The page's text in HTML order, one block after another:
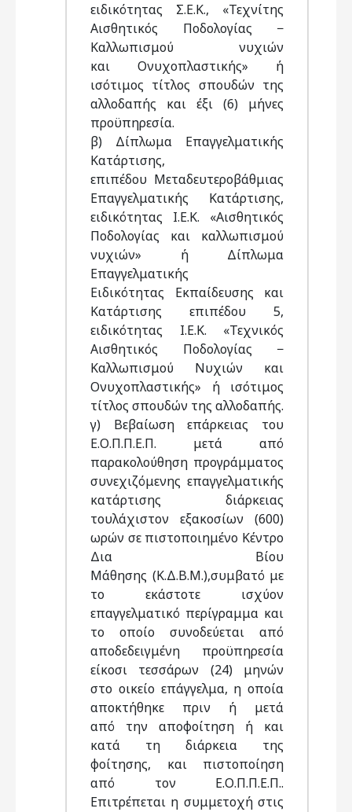
ειδικότητας Σ.Ε.Κ., «Τεχνίτης
Αισθητικός Ποδολογίας −
Καλλωπισμού νυχιών
και Ονυχοπλαστικής» ή
ισότιμος τίτλος σπουδών της
αλλοδαπής και έξι (6) μήνες
προϋπηρεσία.
β) Δίπλωμα Επαγγελματικής
Κατάρτισης,
επιπέδου Μεταδευτεροβάθμιας
Επαγγελματικής Κατάρτισης,
ειδικότητας Ι.Ε.Κ. «Αισθητικός
Ποδολογίας και καλλωπισμού
νυχιών» ή Δίπλωμα
Επαγγελματικής
Ειδικότητας Εκπαίδευσης και
Κατάρτισης επιπέδου 5,
ειδικότητας Ι.Ε.Κ. «Τεχνικός
Αισθητικός Ποδολογίας −
Καλλωπισμού Νυχιών και
Ονυχοπλαστικής» ή ισότιμος
τίτλος σπουδών της αλλοδαπής.
γ) Βεβαίωση επάρκειας του
Ε.Ο.Π.Π.Ε.Π. μετά από
παρακολούθηση προγράμματος
συνεχιζόμενης επαγγελματικής
κατάρτισης διάρκειας
τουλάχιστον εξακοσίων (600)
ωρών σε πιστοποιημένο Κέντρο
Δια Βίου
Μάθησης (Κ.Δ.Β.Μ.),συμβατό με
το εκάστοτε ισχύον
επαγγελματικό περίγραμμα και
το οποίο συνοδεύεται από
αποδεδειγμένη προϋπηρεσία
είκοσι τεσσάρων (24) μηνών
στο οικείο επάγγελμα, η οποία
αποκτήθηκε πριν ή μετά
από την αποφοίτηση ή και
κατά τη διάρκεια της
φοίτησης, και πιστοποίηση
από τον Ε.Ο.Π.Π.Ε.Π..
Επιτρέπεται η συμμετοχή στις